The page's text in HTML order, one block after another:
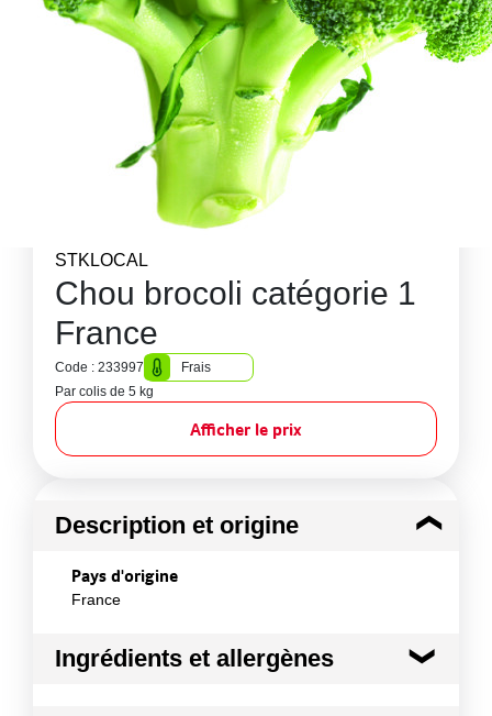
STKLOCAL
Chou brocoli catégorie 1
France
Code : 233997
Frais
Par colis de 5 kg
Afficher le prix
Description et origine
Pays d'origine
France
Ingrédients et allergènes